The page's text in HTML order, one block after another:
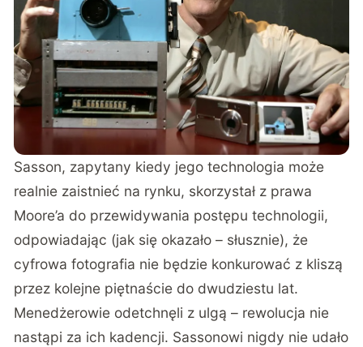
Sasson, zapytany kiedy jego technologia może
realnie zaistnieć na rynku, skorzystał z prawa
Moore’a do przewidywania postępu technologii,
odpowiadając (jak się okazało – słusznie), że
cyfrowa fotografia nie będzie konkurować z kliszą
przez kolejne piętnaście do dwudziestu lat.
Menedżerowie odetchnęli z ulgą – rewolucja nie
nastąpi za ich kadencji. Sassonowi nigdy nie udało